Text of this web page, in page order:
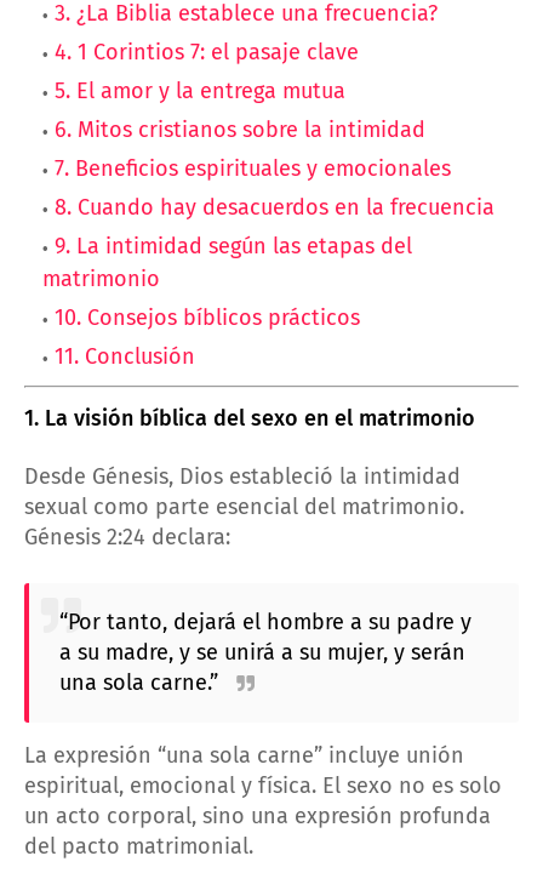
3. ¿La Biblia establece una frecuencia?
4. 1 Corintios 7: el pasaje clave
5. El amor y la entrega mutua
6. Mitos cristianos sobre la intimidad
7. Beneficios espirituales y emocionales
8. Cuando hay desacuerdos en la frecuencia
9. La intimidad según las etapas del
matrimonio
10. Consejos bíblicos prácticos
11. Conclusión
1. La visión bíblica del sexo en el matrimonio
Desde Génesis, Dios estableció la intimidad
sexual como parte esencial del matrimonio.
Génesis 2:24 declara:
“Por tanto, dejará el hombre a su padre y
a su madre, y se unirá a su mujer, y serán
una sola carne.”
La expresión “una sola carne” incluye unión
espiritual, emocional y física. El sexo no es solo
un acto corporal, sino una expresión profunda
del pacto matrimonial.